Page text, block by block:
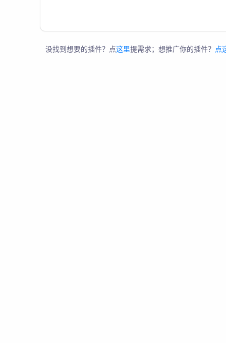
没找到想要的插件？点这里提需求；想推广你的插件？ 点